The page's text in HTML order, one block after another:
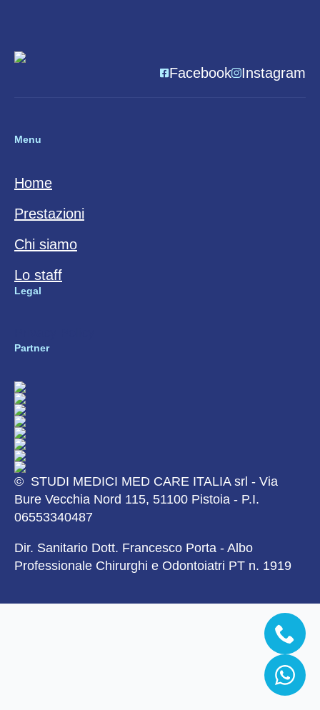
Facebook Instagram
Menu
Home
Prestazioni
Chi siamo
Lo staff
Legal
Partner
© STUDI MEDICI MED CARE ITALIA srl - Via
Bure Vecchia Nord 115, 51100 Pistoia - P.I.
06553340487
Dir. Sanitario Dott. Francesco Porta - Albo
Professionale Chirurghi e Odontoiatri PT n. 1919